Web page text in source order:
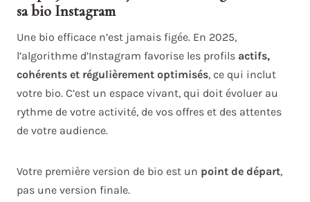
sa bio Instagram
Une bio efficace n’est jamais figée. En 2025,
l’algorithme d’Instagram favorise les profils actifs,
cohérents et régulièrement optimisés, ce qui inclut
votre bio. C’est un espace vivant, qui doit évoluer au
rythme de votre activité, de vos offres et des attentes
de votre audience.
Votre première version de bio est un point de départ,
pas une version finale.